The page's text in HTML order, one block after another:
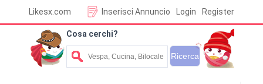
Likesx.com Login Register
Inserisci Annuncio
Cosa cerchi?